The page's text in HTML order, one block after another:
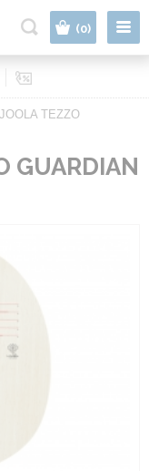
(0)
TEZZO
GUARDIAN